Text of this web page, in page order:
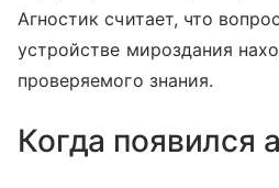
Агностик считает, что
устройстве мироздания
проверяемого знания.
Когда появился